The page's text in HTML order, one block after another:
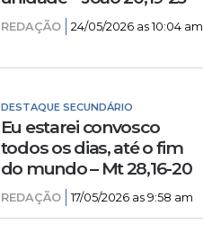
REDAÇÃO 24/05/2026 as 10:04 am
DESTAQUE SECUNDÁRIO
Eu estarei convosco
todos os dias, até o fim
do mundo – Mt 28,16-20
REDAÇÃO 17/05/2026 as 9:58 am